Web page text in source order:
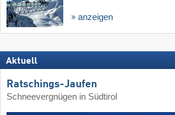
anzeigen
Aktuell
Ratschings-Jaufen
Schneevergnügen in Südtirol